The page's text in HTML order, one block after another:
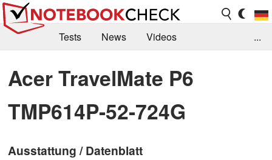
Tests News
Videos
Kaufberatung
Deals Suche
Jobs
Forum
...
Acer TravelMate P6
TMP614P-52-724G
Ausstattung / Datenblatt